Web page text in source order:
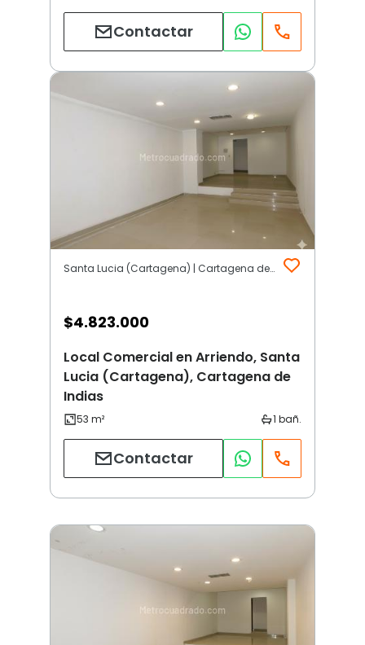
Contactar
Santa Lucia (Cartagena) | Cartagena de Indias
$4.823.000
Local Comercial en Arriendo, Santa
Lucia (Cartagena), Cartagena de
Indias
Contactar